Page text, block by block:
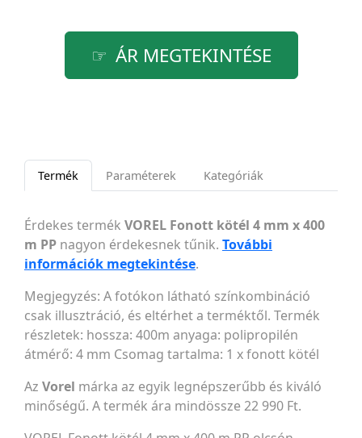
ÁR MEGTEKINTÉSE
Termék Paraméterek Kategóriák
Érdekes termék VOREL Fonott kötél 4 mm x 400
m PP nagyon érdekesnek tűnik. További
információk megtekintése.
Megjegyzés: A fotókon látható színkombináció
csak illusztráció, és eltérhet a terméktől. Termék
részletek: hossza: 400m anyaga: polipropilén
átmérő: 4 mm Csomag tartalma: 1 x fonott kötél
Az Vorel márka az egyik legnépszerűbb és kiváló
minőségű. A termék ára mindössze 22 990 Ft.